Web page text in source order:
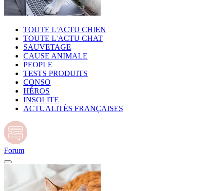
TOUTE L'ACTU CHIEN
TOUTE L'ACTU CHAT
SAUVETAGE
CAUSE ANIMALE
PEOPLE
TESTS PRODUITS
CONSO
HÉROS
INSOLITE
ACTUALITÉS FRANÇAISES
Forum